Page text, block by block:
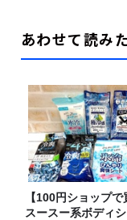
あわせて読み
【100円ショップで
スースー系ボディ